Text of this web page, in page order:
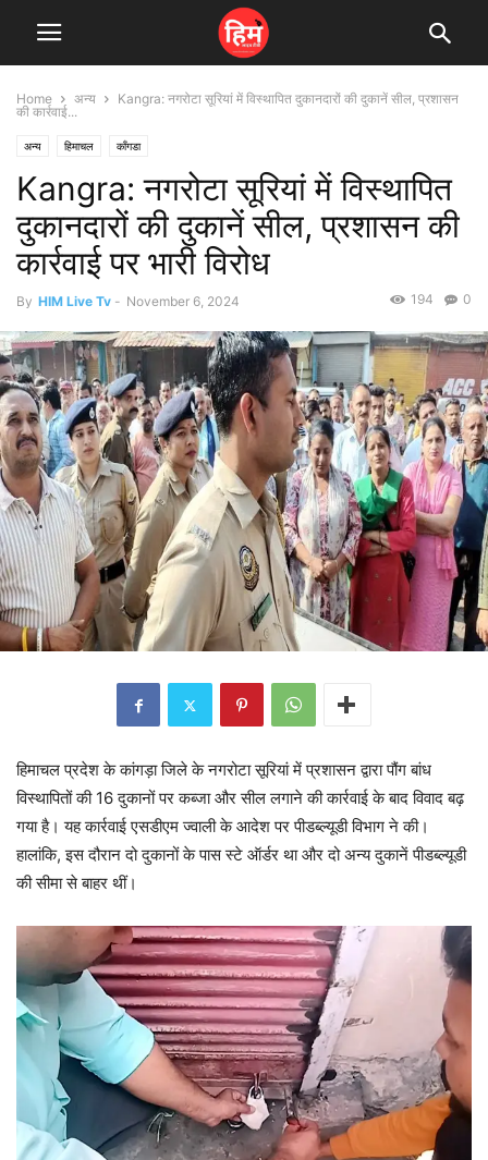
Home अन्य
Kangra: नगरोटा सूरियां में विस्थापित दुकानदारों की दुकानें सील, प्रशासन
की कार्रवाई...
अन्य हिमाचल काँगडा
Kangra: नगरोटा सूरियां में विस्थापित
दुकानदारों की दुकानें सील, प्रशासन की
कार्रवाई पर भारी विरोध
By HIM Live Tv - November 6, 2024 0
194
हिमाचल प्रदेश के कांगड़ा जिले के नगरोटा सूरियां में प्रशासन द्वारा पौंग बांध
विस्थापितों की 16 दुकानों पर कब्जा और सील लगाने की कार्रवाई के बाद विवाद बढ़
गया है। यह कार्रवाई एसडीएम ज्वाली के आदेश पर पीडब्ल्यूडी विभाग ने की।
हालांकि, इस दौरान दो दुकानों के पास स्टे ऑर्डर था और दो अन्य दुकानें पीडब्ल्यूडी
की सीमा से बाहर थीं।